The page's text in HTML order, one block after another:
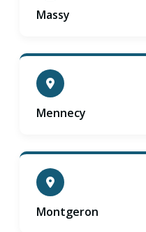
Massy
Mennecy
Montgeron